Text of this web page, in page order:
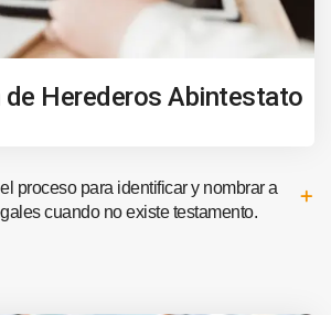
de Herederos Abintestato
proceso para identificar y nombrar a
cuando no existe testamento.